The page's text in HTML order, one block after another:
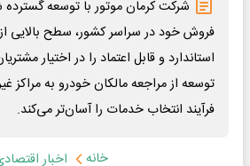
شرکت کرمان موتور با توسعه
فروش خود در سراسر کشور، سطح بالایی
استاندارد و قابل اعتماد را در اختیار
توسعه از مراجعه مالکان خودرو به مراکز
فرآیند انتخاب خدمات را آسان‌تر می‌کند.
خانه
اخبار